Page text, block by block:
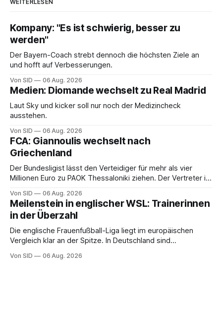
WEITERLESEN
Kompany: "Es ist schwierig, besser zu
werden"
Der Bayern-Coach strebt dennoch die höchsten Ziele an
und hofft auf Verbesserungen.
Von SID 06 Aug. 2026
Medien: Diomande wechselt zu Real Madrid
Laut Sky und kicker soll nur noch der Medizincheck
ausstehen.
Von SID 06 Aug. 2026
FCA: Giannoulis wechselt nach
Griechenland
Der Bundesligist lässt den Verteidiger für mehr als vier
Millionen Euro zu PAOK Thessaloniki ziehen. Der Vertreter ist
Von SID 06 Aug. 2026
Meilenstein in englischer WSL: Trainerinnen
in der Überzahl
Die englische Frauenfußball-Liga liegt im europäischen
Vergleich klar an der Spitze. In Deutschland sind
Von SID 06 Aug. 2026